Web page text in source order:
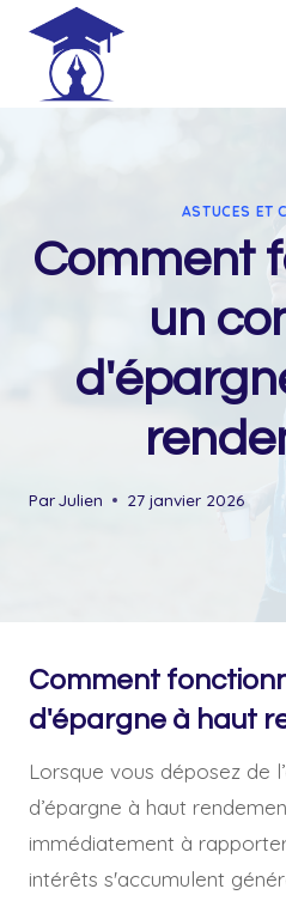
content
ASTUCES ET
Comment
un
ParJulien 27 janvier 2026
Comment
d'épargne à haut
Lorsque vous déposez de
d’épargne à haut
immédiatement à
intérêts s'accumulent